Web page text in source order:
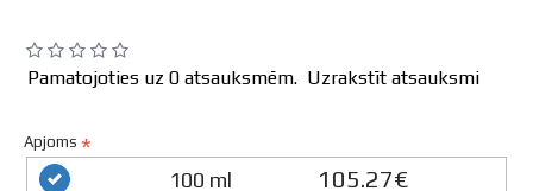
Pamatojoties uz 0 atsauksmēm. Uzrakstīt atsauksmi
Apjoms
100 ml 105.27€